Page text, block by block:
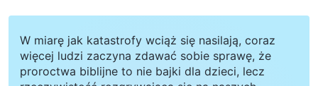
W miarę jak katastrofy wciąż się nasilają, coraz
więcej ludzi zaczyna zdawać sobie sprawę, że
proroctwa biblijne to nie bajki dla dzieci, lecz